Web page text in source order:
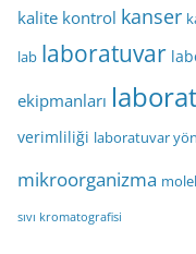
kalite kontrol kanser
lab laboratuvar
ekipmanları
verimliliği laboratuvar
mikroorganizma
sıvı kromatografisi